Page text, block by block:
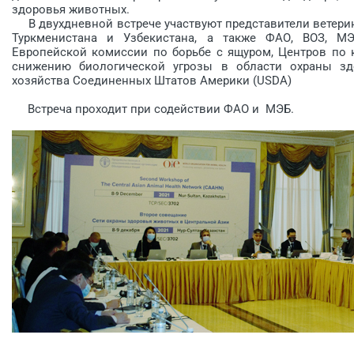
здоровья животных.
В двухдневной встрече участвуют представители
Туркменистана и Узбекистана, а также ФАО, ВОЗ,
Европейской комиссии по борьбе с ящуром, Центров по
снижению биологической угрозы в области охраны
хозяйства Соединенных Штатов Америки (USDA)
Встреча проходит при содействии ФАО и МЭБ.